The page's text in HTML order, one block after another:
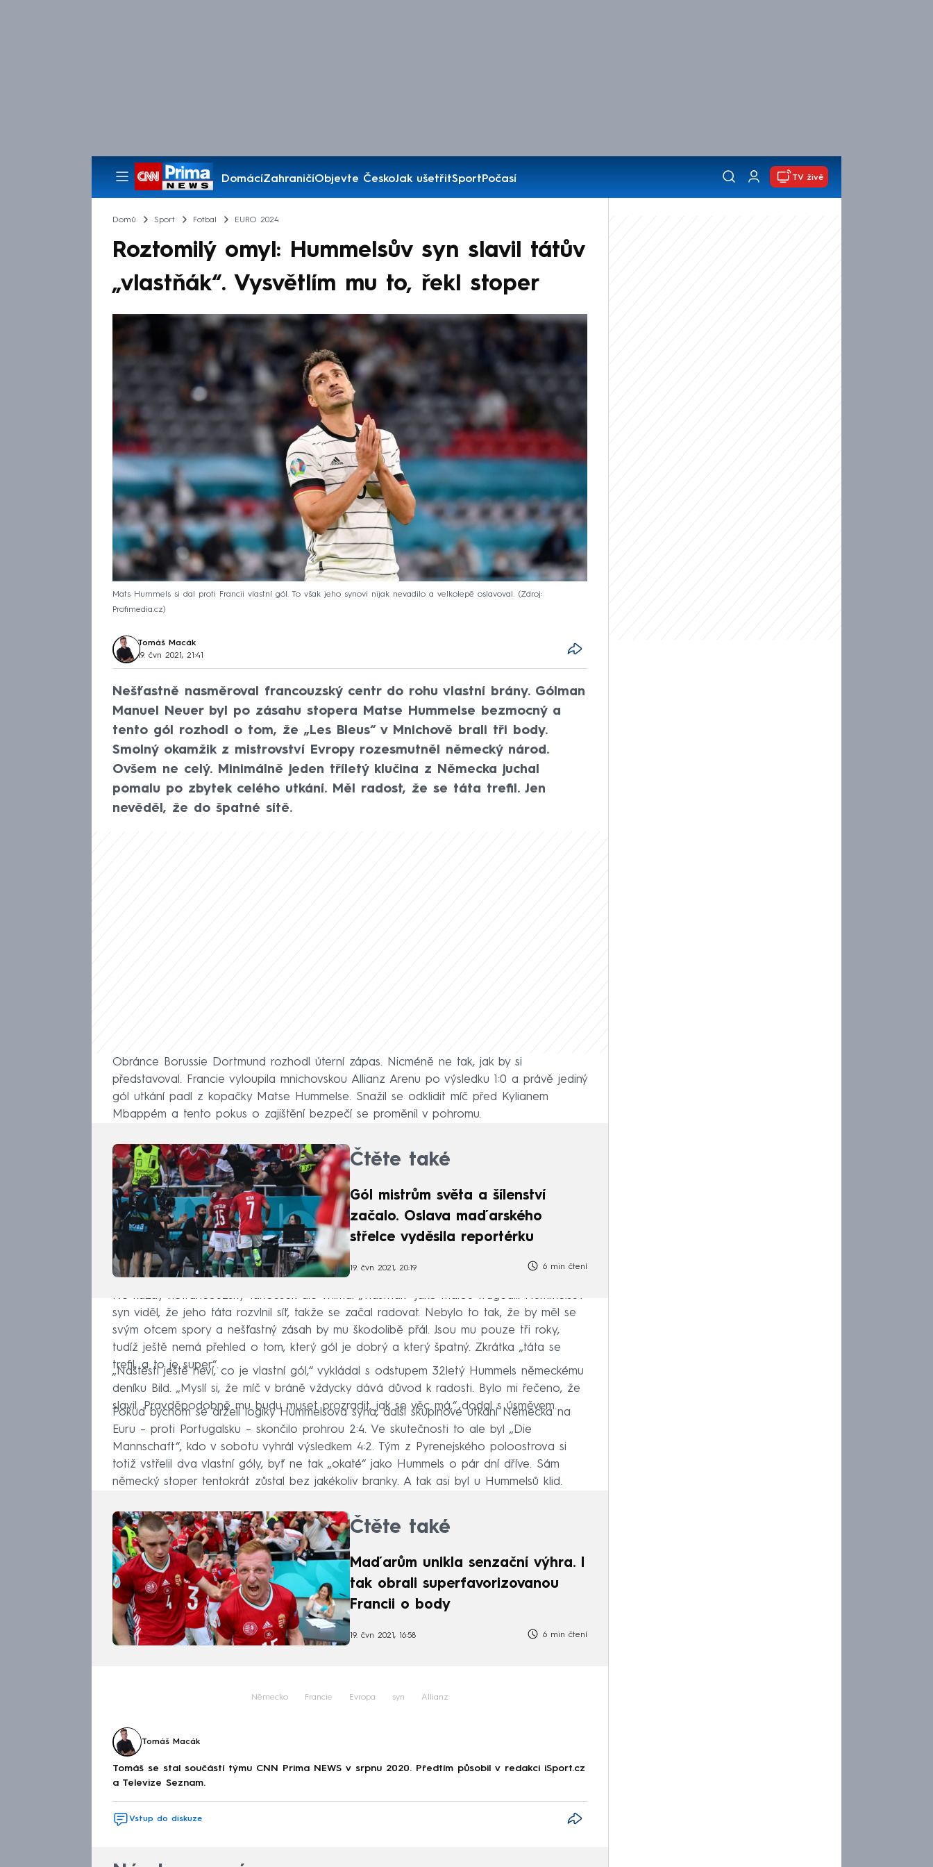
DomácíZahraničíObjevte ČeskoJak ušetřitSportPočasí
Pořady
TV živě
Domů Sport Fotbal EURO 2024
Roztomilý omyl: Hummelsův syn slavil tátův
„vlastňák“. Vysvětlím mu to, řekl stoper
Mats Hummels si dal proti Francii vlastní gól. To však jeho synovi nijak nevadilo a velkolepě oslavoval.
Zdroj:
Profimedia.cz
Tomáš Macák
19. čvn 2021, 21:41
Nešťastně nasměroval francouzský centr do rohu vlastní brány. Gólman
Manuel Neuer byl po zásahu stopera Matse Hummelse bezmocný a
tento gól rozhodl o tom, že „Les Bleus“ v Mnichově brali tři body.
Smolný okamžik z mistrovství Evropy rozesmutněl německý národ.
Ovšem ne celý. Minimálně jeden tříletý klučina z Německa juchal
pomalu po zbytek celého utkání. Měl radost, že se táta trefil. Jen
nevěděl, že do špatné sítě.
Obránce Borussie Dortmund rozhodl úterní zápas. Nicméně ne tak, jak by si
představoval. Francie vyloupila mnichovskou Allianz Arenu po výsledku 1:0 a právě jediný
gól utkání padl z kopačky Matse Hummelse. Snažil se odklidit míč před Kylianem
Mbappém a tento pokus o zajištění bezpečí se proměnil v pohromu.
Čtěte také
Gól mistrům světa a šílenství
začalo. Oslava maďarského
střelce vyděsila reportérku
19. čvn 2021, 20:19 6 min čtení
Ne každý nefrancouzský fanoušek ale vnímal „vlastňák“ jako malou tragédii. Hummelsův
syn viděl, že jeho táta rozvlnil síť, takže se začal radovat. Nebylo to tak, že by měl se
svým otcem spory a nešťastný zásah by mu škodolibě přál. Jsou mu pouze tři roky,
tudíž ještě nemá přehled o tom, který gól je dobrý a který špatný. Zkrátka „táta se
trefil, a to je super“.
„Naštěstí ještě neví, co je vlastní gól,“ vykládal s odstupem 32letý Hummels německému
deníku Bild. „Myslí si, že míč v bráně vždycky dává důvod k radosti. Bylo mi řečeno, že
slavil. Pravděpodobně mu budu muset prozradit, jak se věc má,“ dodal s úsměvem.
Pokud bychom se drželi logiky Hummelsova syna, další skupinové utkání Německa na
Euru – proti Portugalsku – skončilo prohrou 2:4. Ve skutečnosti to ale byl „Die
Mannschaft“, kdo v sobotu vyhrál výsledkem 4:2. Tým z Pyrenejského poloostrova si
totiž vstřelil dva vlastní góly, byť ne tak „okaté“ jako Hummels o pár dní dříve. Sám
německý stoper tentokrát zůstal bez jakékoliv branky. A tak asi byl u Hummelsů klid.
Čtěte také
Maďarům unikla senzační výhra. I
tak obrali superfavorizovanou
Francii o body
19. čvn 2021, 16:58 6 min čtení
Německo Francie Evropa syn Allianz
Tomáš Macák
Tomáš se stal součástí týmu CNN Prima NEWS v srpnu 2020. Předtím působil v redakci iSport.cz
a Televize Seznam.
Vstup do diskuze